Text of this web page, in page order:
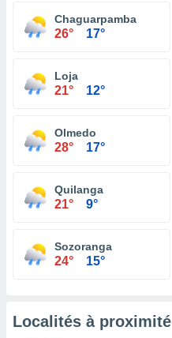
Chaguarpamba
26° 17°
Loja
21° 12°
Olmedo
28° 17°
Quilanga
21° 9°
Sozoranga
24° 15°
Localités à proximité